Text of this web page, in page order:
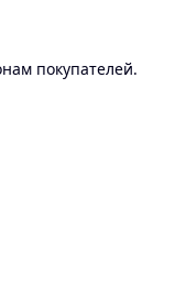
покупателей.